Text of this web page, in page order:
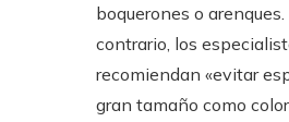
boquerones o arenques.
contrario, los
recomiendan «evitar
gran tamaño como